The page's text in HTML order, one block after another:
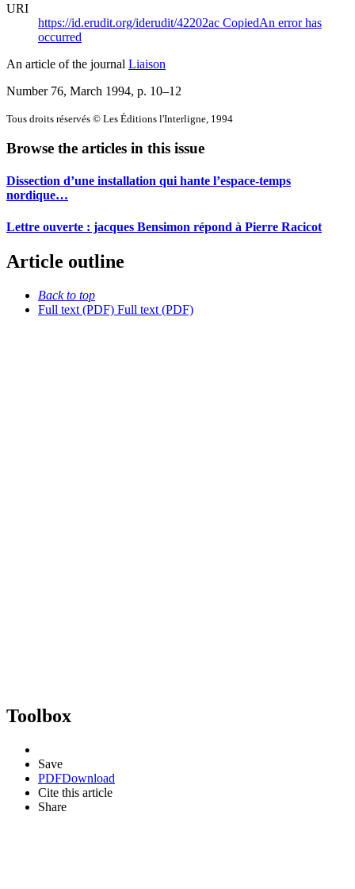
URI
https://id.erudit.org/iderudit/42202ac CopiedAn error has
occurred
An article of the journal Liaison
Number 76, March 1994, p. 10–12
Tous droits réservés © Les Éditions l'Interligne, 1994
Browse the articles in this issue
Dissection d’une installation qui hante l’espace-temps
nordique…
Lettre ouverte : jacques Bensimon répond à Pierre Racicot
Article outline
Back to top
Full text (PDF) Full text (PDF)
Toolbox
Save
PDFDownload
Cite this article
Share